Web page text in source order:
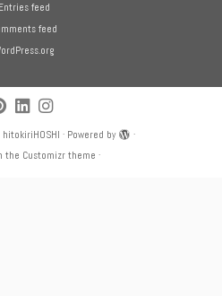
Entries feed
feed
· Powered by
·
the Customizr theme ·